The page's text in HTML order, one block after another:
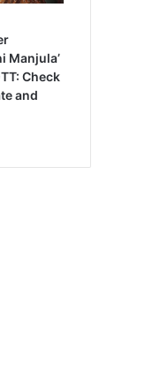
Manjula’
Check
and